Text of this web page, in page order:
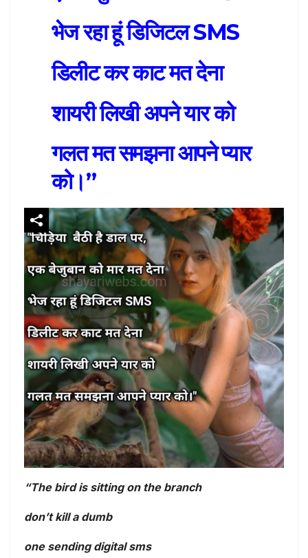
भेज रहा हूं डिजिटल SMS
डिलीट कर काट मत देना
शायरी लिखी अपने यार को
गलत मत समझना आपने प्यार
को।”
“The bird is sitting on the branch
don’t kill a dumb
one sending digital sms